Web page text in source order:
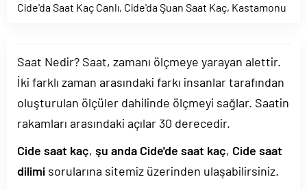
Cide'da Saat Kaç Canlı, Cide'da Şuan Saat Kaç, Kastamonu
Saat Nedir? Saat, zamanı ölçmeye yarayan alettir.
İki farklı zaman arasındaki farkı insanlar tarafından
oluşturulan ölçüler dahilinde ölçmeyi sağlar. Saatin
rakamları arasındaki açılar 30 derecedir.
Cide saat kaç, şu anda Cide'de saat kaç, Cide saat
dilimi sorularına sitemiz üzerinden ulaşabilirsiniz.